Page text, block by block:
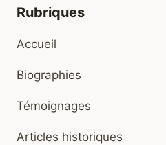
Rubriques
Accueil
Biographies
Témoignages
Articles historiques